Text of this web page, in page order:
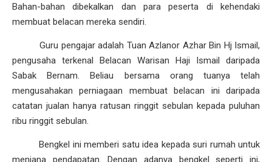
Bahan-bahan dibekalkan dan para peserta di kehendaki
membuat belacan mereka sendiri.
Guru pengajar adalah Tuan Azlanor Azhar Bin Hj Ismail,
pengusaha terkenal Belacan Warisan Haji Ismail daripada
Sabak Bernam. Beliau bersama orang tuanya telah
mengusahakan perniagaan membuat belacan ini daripada
catatan jualan hanya ratusan ringgit sebulan kepada puluhan
ribu ringgit sebulan.
Bengkel ini memberi satu idea kepada suri rumah untuk
menjana pendapatan. Dengan adanya bengkel seperti ini,